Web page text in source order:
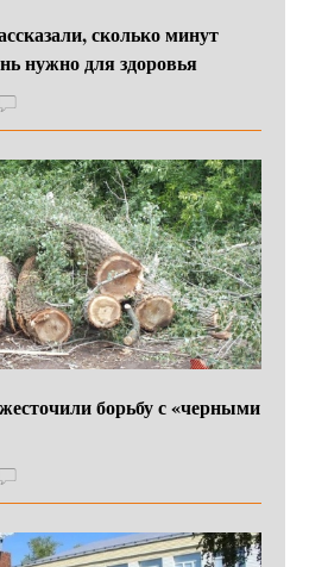
сколько минут
нужно для здоровья
борьбу с «черными